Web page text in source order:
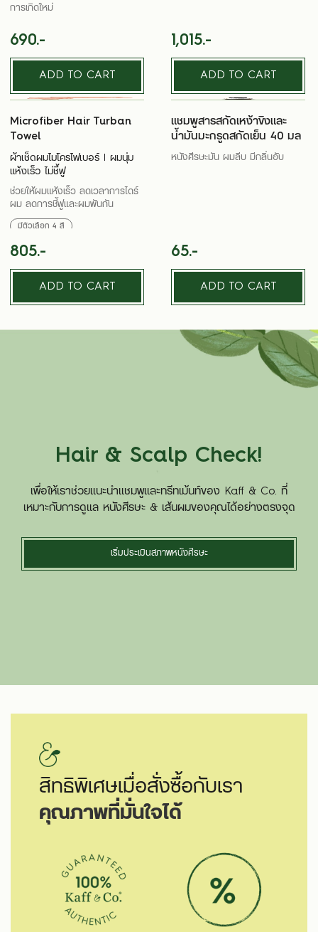
การเกิดใหม่
690.-
ADD TO CART
1,015.-
ADD TO CART
Microfiber Hair Turban
Towel
ผ้าเช็ดผมไมโครไฟเบอร์ | ผมนุ่ม
แห้งเร็ว ไม่ชี้ฟู
ช่วยให้ผมแห้งเร็ว ลดเวลาการไดร์
ผม ลดการชี้ฟูและผมพันกัน
มีตัวเลือก 4 สี
805.-
ADD TO CART
แชมพูสารสกัดเหง้าขิงและ
น้ำมันมะกรูดสกัดเย็น 40 มล
หนังศีรษะมัน ผมลีบ มีกลิ่นอับ
65.-
ADD TO CART
Hair & Scalp Check!
เพื่อให้เราช่วยแนะนำแชมพูและทรีทเม้นท์ของ Kaff & Co. ที่
เหมาะกับการดูแล หนังศีรษะ & เส้นผมของคุณได้อย่างตรงจุด
เริ่มประเมินสภาพหนังศีรษะ
สิทธิพิเศษเมื่อสั่งซื้อกับเรา
คุณภาพที่มั่นใจได้